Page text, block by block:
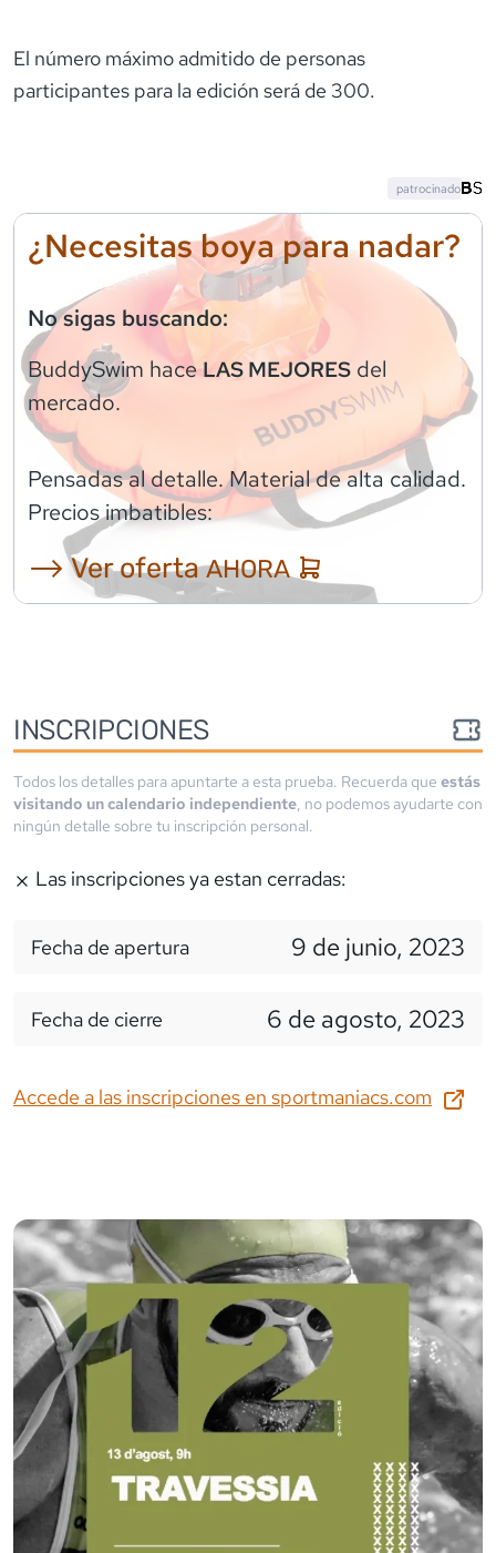
El número máximo admitido de personas
participantes para la edición será de 300.
¿Necesitas boya para nadar?
No sigas buscando:
BuddySwim haceLAS MEJORES del
mercado.
Pensadas al detalle. Material de alta calidad.
Precios imbatibles:
⟶ Ver ofertaAHORA
patrocinado
INSCRIPCIONES
Todos los detalles para apuntarte a esta prueba. Recuerda que estás
visitando un calendario independiente, no podemos ayudarte con
ningún detalle sobre tu inscripción personal.
Las inscripciones ya estan cerradas:
Fecha de apertura 9 de junio, 2023
Fecha de cierre 6 de agosto, 2023
Accede a las inscripciones en sportmaniacs.com